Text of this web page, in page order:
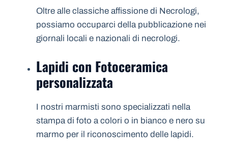
Oltre alle classiche affissione di Necrologi,
possiamo occuparci della pubblicazione nei
giornali locali e nazionali di necrologi.
Lapidi con Fotoceramica
personalizzata
I nostri marmisti sono specializzati nella
stampa di foto a colori o in bianco e nero su
marmo per il riconoscimento delle lapidi.